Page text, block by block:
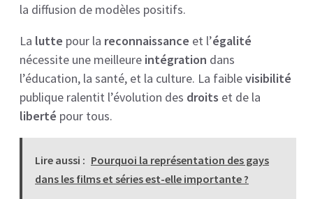
la diffusion de modèles positifs.
La lutte pour la reconnaissance et l’égalité
nécessite une meilleure intégration dans
l’éducation, la santé, et la culture. La faiblevisibilité
publique ralentit l’évolution des droits et de la
liberté pour tous.
Lire aussi : Pourquoi la représentation des gays
dans les films et séries est-elle importante ?